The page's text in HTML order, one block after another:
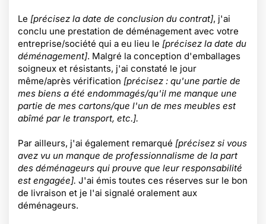
Le [précisez la date de conclusion du contrat], j'ai
conclu une prestation de déménagement avec votre
entreprise/société qui a eu lieu le [précisez la date du
déménagement]. Malgré la conception d'emballages
soigneux et résistants, j'ai constaté le jour
même/après vérification [précisez : qu'une partie de
mes biens a été endommagés/qu'il me manque une
partie de mes cartons/que l'un de mes meubles est
abîmé par le transport, etc.].
Par ailleurs, j'ai également remarqué [précisez si vous
avez vu un manque de professionnalisme de la part
des déménageurs qui prouve que leur responsabilité
est engagée]. J'ai émis toutes ces réserves sur le bon
de livraison et je l'ai signalé oralement aux
déménageurs.